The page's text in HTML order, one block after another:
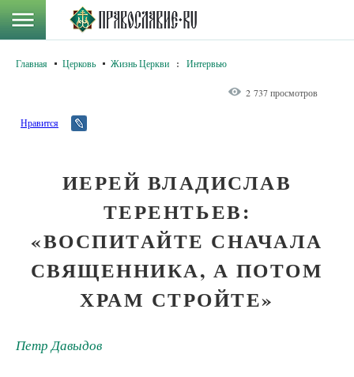
Главная Церковь Жизнь Церкви : Интервью
2 737 просмотров
Нравится
ИЕРЕЙ ВЛАДИСЛАВ
ТЕРЕНТЬЕВ:
«ВОСПИТАЙТЕ СНАЧАЛА
СВЯЩЕННИКА, А ПОТОМ
ХРАМ СТРОЙТЕ»
Петр Давыдов